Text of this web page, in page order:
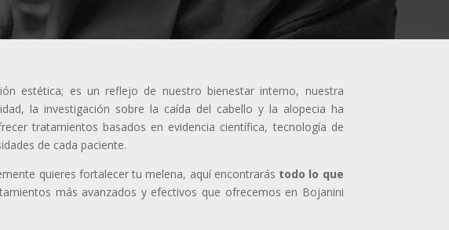
estética; es un reflejo de nuestro bienestar interno, nuestra
la investigación sobre la caída del cabello y la alopecia ha
tratamientos basados en evidencia científica, tecnología de
de cada paciente.
quieres fortalecer tu melena, aquí encontrarás todo lo que
más avanzados y efectivos que ofrecemos en Bojanini